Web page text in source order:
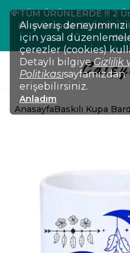
Alışveriş
için yasal
çerezler (cookies)
Detaylı bilgiye Gizlilik
Politikasısayfamızdan
erişebilirsiniz.
Anladım
💸TÜM ÜRÜNLERDE !!! 2
💸- 4 Ürün Al -200₺ 💸-
AnasayfaBaskılı Kupa